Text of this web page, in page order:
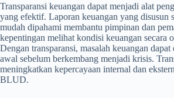
Transparansi keuangan dapat menjadi alat
yang efektif. Laporan keuangan yang disusun
mudah dipahami membantu pimpinan dan
kepentingan melihat kondisi keuangan secara
Dengan transparansi, masalah keuangan
awal sebelum berkembang menjadi krisis.
meningkatkan kepercayaan internal dan
BLUD.